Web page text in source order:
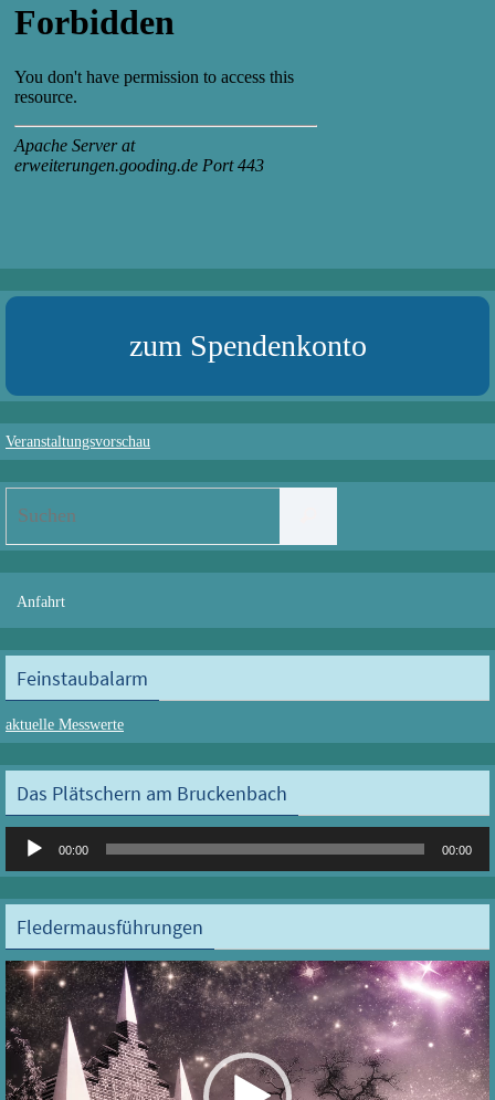
zum Spendenkonto
Veranstaltungsvorschau
Anfahrt
Feinstaubalarm
aktuelle Messwerte
Das Plätschern am Bruckenbach
Audio-
00:00 00:00
Fledermausführungen
Video-
Player